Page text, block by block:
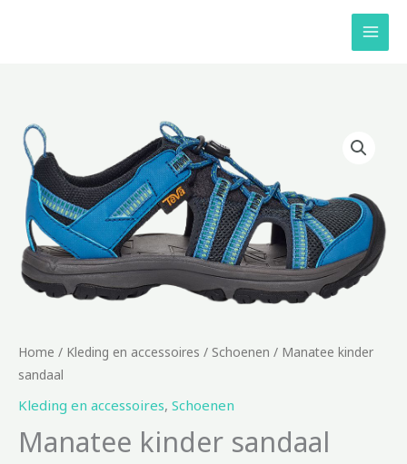
Home / Kleding en accessoires / Schoenen / Manatee kinder
sandaal
Kleding en accessoires, Schoenen
Manatee kinder sandaal